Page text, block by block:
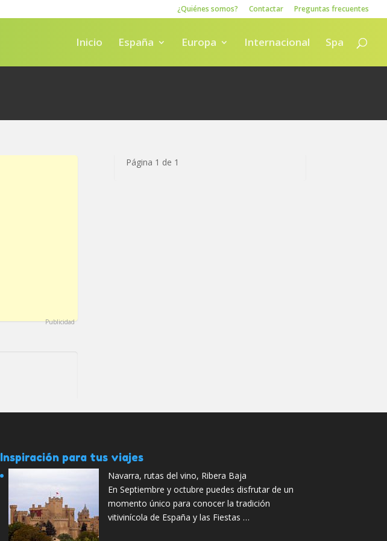
¿Quiénes somos? Contactar Preguntas frecuentes
Inicio España Europa Internacional Spa
Publicidad
Página 1 de 1
Inspiración para tus viajes
Navarra, rutas del vino, Ribera Baja
En Septiembre y octubre puedes disfrutar de un
momento único para conocer la tradición
vitivinícola de España y las Fiestas …